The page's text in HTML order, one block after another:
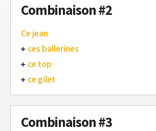
Combinaison #2
Ce jean
ces ballerines
ce top
ce gilet
Combinaison #3